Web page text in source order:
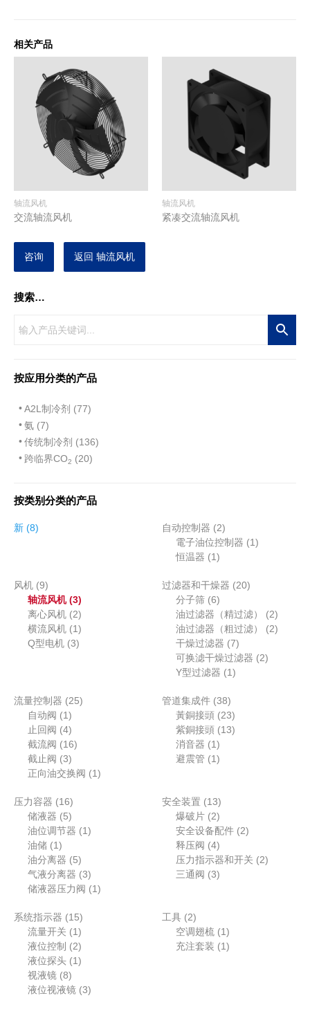
搜索…
按应用分类的产品
A2L制冷剂 (77)
氨 (7)
传统制冷剂 (136)
跨临界CO2 (20)
按类别分类的产品
新 88
自动控制器 22
个
電子油位控制器 11
恒温器 11
产
品
风机 99
个
产
品
轴流风机 33
个
产
品
离心风机 22
个
产
横流风机 11
个
Q型电机 33
过滤器和干燥器 202
个
产
分子筛 66
个
产
品
油过滤器（精过滤） 22
个
油过滤器（粗过滤） 22
干燥过滤器 77
个
可换滤干燥过滤器 22
Y型过滤器 11
品
流量控制器 252
自动阀 11
个
产
品
止回阀 44
个
产
品
截流阀 161
个
截止阀 33
个
品
正向油交换阀 11
管道集成件 383
8
个
黃銅接頭 232
3
紫銅接頭 131
消音器 11
个
避震管 11
品
压力容器 161
6
个
品
储液器 55
个
品
油位调节器 11
品
油储 11
个
产
品
油分离器 55
个
产
气液分离器 33
个
储液器压力阀 11
安全装置 131
3
个
产
品
爆破片 22
个
产
品
安全设备配件 22
产
释压阀 44
个
产
压力指示器和开关 22
三通阀 33
系统指示器 151
5
个
产
流量开关 11
个
产
液位控制 22
个
品
液位探头 11
产
视液镜 88
个
液位视液镜 33
工具 22
个
产
空调翅梳 11
个
充注套装 11
相关产品
轴流风机
交流轴流风机
轴流风机
紧凑交流轴流风机
咨询 返回 轴流风机